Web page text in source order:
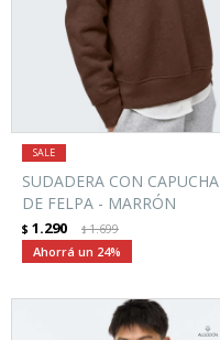
SUDADERA CON CAPUCHA
DE FELPA - MARRÓN
$ 1.290 $1.699
24